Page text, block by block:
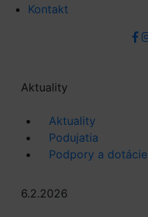
Kontakt
Aktuality
Aktuality
Podujatia
Podpory a dotácie
6.2.2026